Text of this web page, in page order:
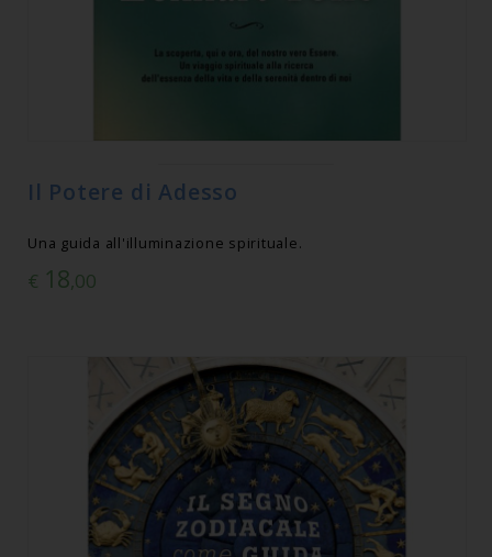
Il Potere di Adesso
Una guida all'illuminazione spirituale.
€ 18,00